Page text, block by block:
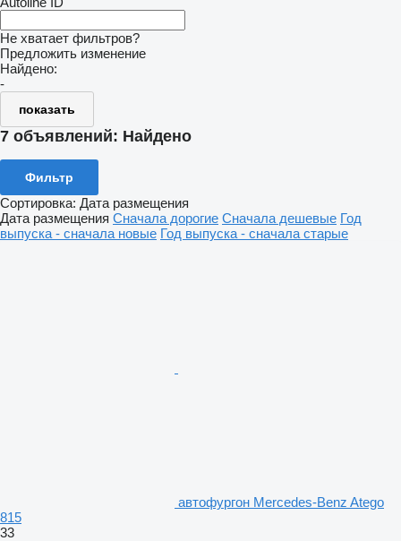
Не хватает фильтров?
Предложить изменение
Найдено:
-
показать
7 объявлений: Найдено
Фильтр
Сортировка: Дата размещения
Дата размещения Сначала дорогие Сначала дешевые Год
выпуска - сначала новые Год выпуска - сначала старые
автофургон Mercedes-Benz Atego
815
33